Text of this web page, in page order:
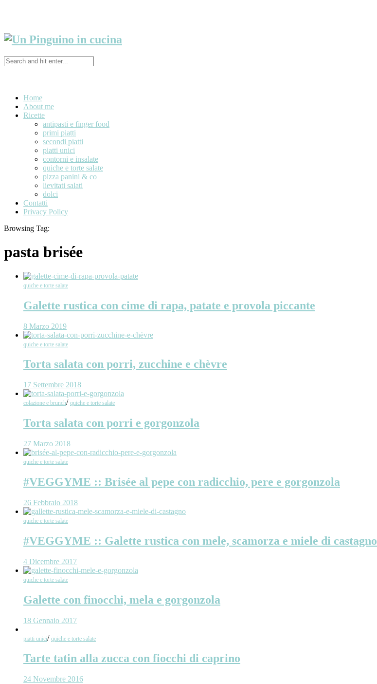
Home
About me
Ricette
antipasti e finger food
primi piatti
secondi piatti
piatti unici
contorni e insalate
quiche e torte salate
pizza panini & co
lievitati salati
dolci
Contatti
Privacy Policy
Browsing Tag:
pasta brisée
quiche e torte salate
Galette rustica con cime di rapa, patate e provola piccante
8 Marzo 2019
quiche e torte salate
Torta salata con porri, zucchine e chèvre
17 Settembre 2018
colazione e brunch/ quiche e torte salate
Torta salata con porri e gorgonzola
27 Marzo 2018
quiche e torte salate
#VEGGYME :: Brisée al pepe con radicchio, pere e gorgonzola
26 Febbraio 2018
quiche e torte salate
#VEGGYME :: Galette rustica con mele, scamorza e miele di castagno
4 Dicembre 2017
quiche e torte salate
Galette con finocchi, mela e gorgonzola
18 Gennaio 2017
piatti unici/ quiche e torte salate
Tarte tatin alla zucca con fiocchi di caprino
24 Novembre 2016